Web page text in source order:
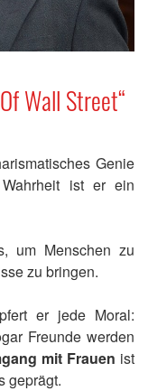
Wall Street“
Genie
ist er ein
um Menschen zu
zu bringen.
er jede Moral:
Freunde werden
mit Frauen ist
geprägt.